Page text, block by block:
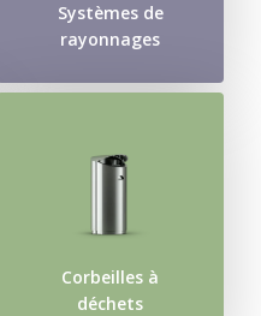
Systèmes de
rayonnages
Corbeilles à
déchets